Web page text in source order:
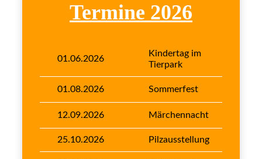
Termine 2026
01.06.2026
Kindertag im
Tierpark
01.08.2026 Sommerfest
12.09.2026 Märchennacht
25.10.2026 Pilzausstellung